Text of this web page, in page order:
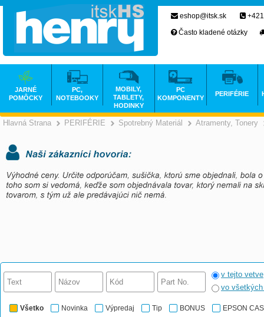
Hlavná Strana >
PERIFÉRIE >
Spotrebný Materiál >
Atramenty, Tonery
v tejto vetve
vo
Všetko Novinka Výpredaj Tip BONUS EPSON
eshop@itsk.sk
Často kladené otázky
JARNÉ
POMÔCKY
PC,
NOTEBOOKY
MOBILY,
TABLETY,
HODINKY
PC
KOMPONENTY
PERIFÉRIE